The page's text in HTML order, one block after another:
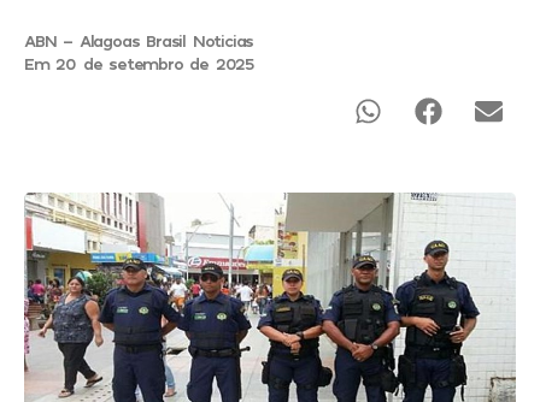
ABN - Alagoas Brasil Noticias
Em 20 de setembro de 2025